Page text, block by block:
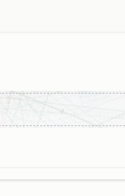
Hoppa till innehåll